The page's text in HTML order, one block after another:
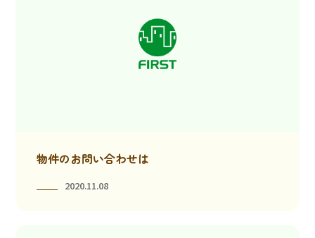
物件のお問い合わせは
2020.11.08